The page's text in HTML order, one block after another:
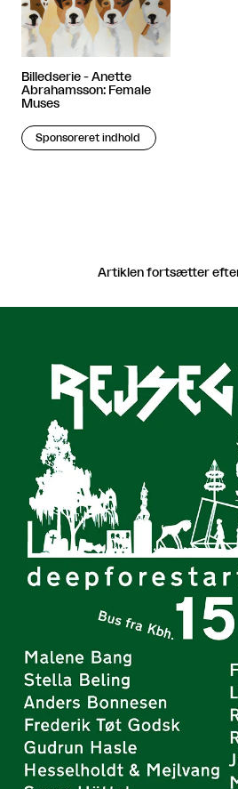
Billedserie - Anette
Abrahamsson: Female
Muses
Sponsoreret indhold
Artiklen fortsætter